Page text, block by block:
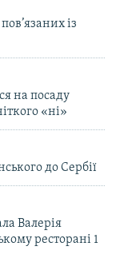
із
на посаду
«ні»
до Сербії
Валерія
ресторані 1